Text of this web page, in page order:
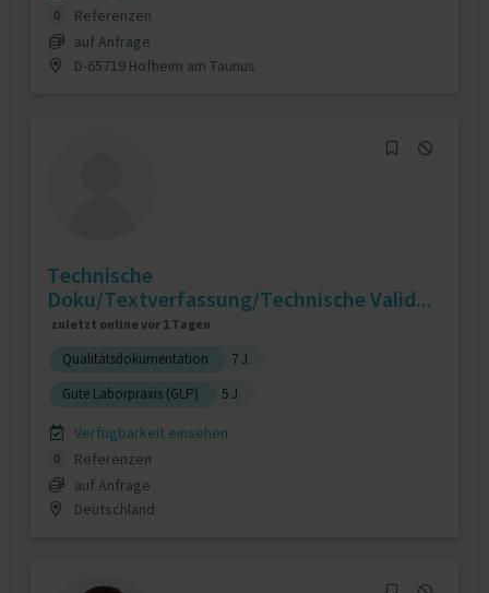
0
Referenzen
auf Anfrage
D-65719 Hofheim am Taunus
Technische
Doku/Textverfassung/Technische Valid...
zuletzt online vor 1 Tagen
Qualitätsdokumentation
7 J.
Gute Laborpraxis (GLP)
5 J.
Verfügbarkeit einsehen
0
Referenzen
auf Anfrage
Deutschland